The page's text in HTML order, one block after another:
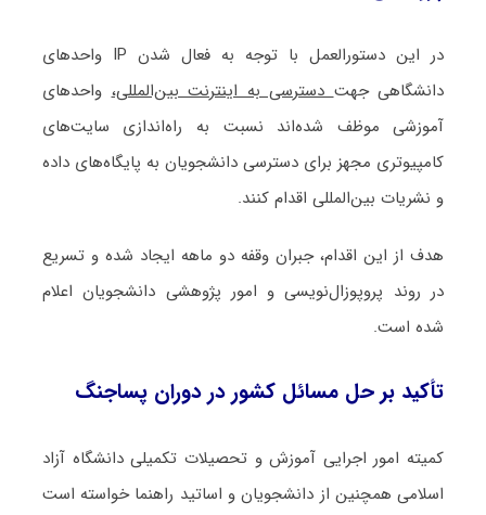
در این دستورالعمل با توجه به فعال شدن IP واحدهای
دانشگاهی جهتدسترسی به اینترنت بین‌المللی،واحدهای
آموزشی موظف شده‌اند نسبت به راه‌اندازی سایت‌های
کامپیوتری مجهز برای دسترسی دانشجویان به پایگاه‌های داده
و نشریات بین‌المللی اقدام کنند.
هدف از این اقدام، جبران وقفه دو ماهه ایجاد شده و تسریع
در روند پروپوزال‌نویسی و امور پژوهشی دانشجویان اعلام
شده است.
تأکید بر حل مسائل کشور در دوران پساجنگ
کمیته امور اجرایی آموزش و تحصیلات تکمیلی دانشگاه آزاد
اسلامی همچنین از دانشجویان و اساتید راهنما خواسته است